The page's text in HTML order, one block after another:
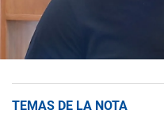
TEMAS DE LA NOTA